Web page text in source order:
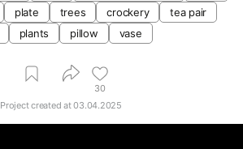
plate trees crockery
tea pair
plants pillow vase
30
Project created at03.04.2025